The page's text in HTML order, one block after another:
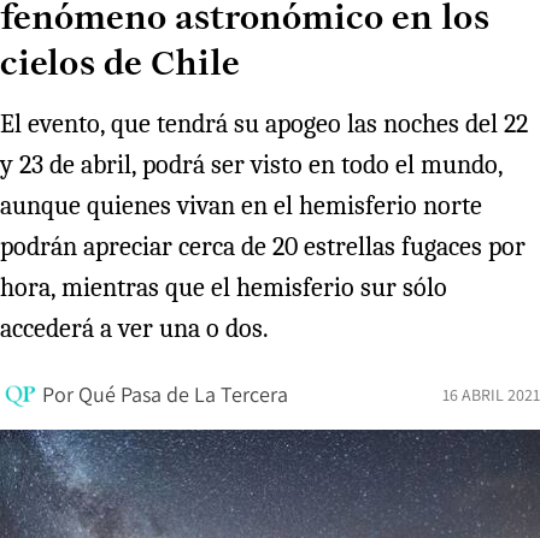
fenómeno astronómico en los
cielos de Chile
El evento, que tendrá su apogeo las noches del 22
y 23 de abril, podrá ser visto en todo el mundo,
aunque quienes vivan en el hemisferio norte
podrán apreciar cerca de 20 estrellas fugaces por
hora, mientras que el hemisferio sur sólo
accederá a ver una o dos.
Por Qué Pasa de La Tercera 16 ABRIL 2021